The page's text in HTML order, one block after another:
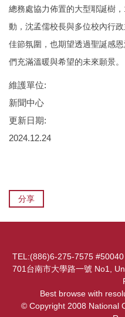
總務處協力佈置的大型耶誕樹
動，沈孟儒校長與多位校內行
佳節氛圍，也期望透過聖誕感
們充滿溫暖與希望的未來願景。
維護單位:
新聞中心
更新日期:
2024.12.24
分享
TEL:(886)6-275-7575 #50040
701台南市大學路一號 No1,
Best browse with
© Copyright 2008 National